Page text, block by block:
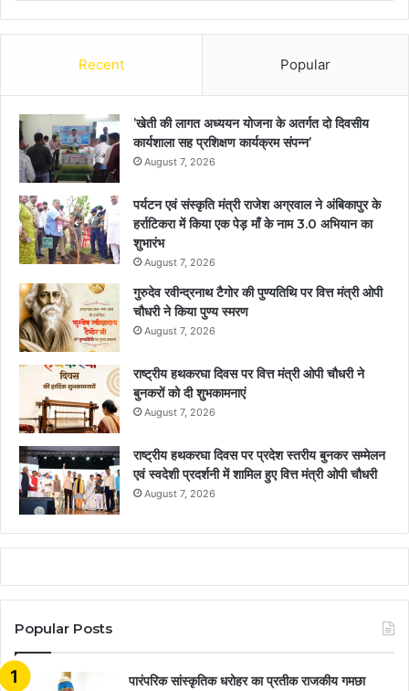
Recent Popular
’खेती की लागत अध्ययन योजना के अतर्गत दो दिवसीय
कार्यशाला सह प्रशिक्षण कार्यक्रम संपन्न’
August 7, 2026
पर्यटन एवं संस्कृति मंत्री राजेश अग्रवाल ने अंबिकापुर के
हर्राटिकरा में किया एक पेड़ माँ के नाम 3.0 अभियान का
शुभारंभ
August 7, 2026
गुरुदेव रवीन्द्रनाथ टैगोर की पुण्यतिथि पर वित्त मंत्री ओपी
चौधरी ने किया पुण्य स्मरण
August 7, 2026
राष्ट्रीय हथकरघा दिवस पर वित्त मंत्री ओपी चौधरी ने
बुनकरों को दी शुभकामनाएं
August 7, 2026
राष्ट्रीय हथकरघा दिवस पर प्रदेश स्तरीय बुनकर सम्मेलन
एवं स्वदेशी प्रदर्शनी में शामिल हुए वित्त मंत्री ओपी चौधरी
August 7, 2026
Popular Posts
​​​​​​​पारंपरिक सांस्कृतिक धरोहर का प्रतीक राजकीय गमछा